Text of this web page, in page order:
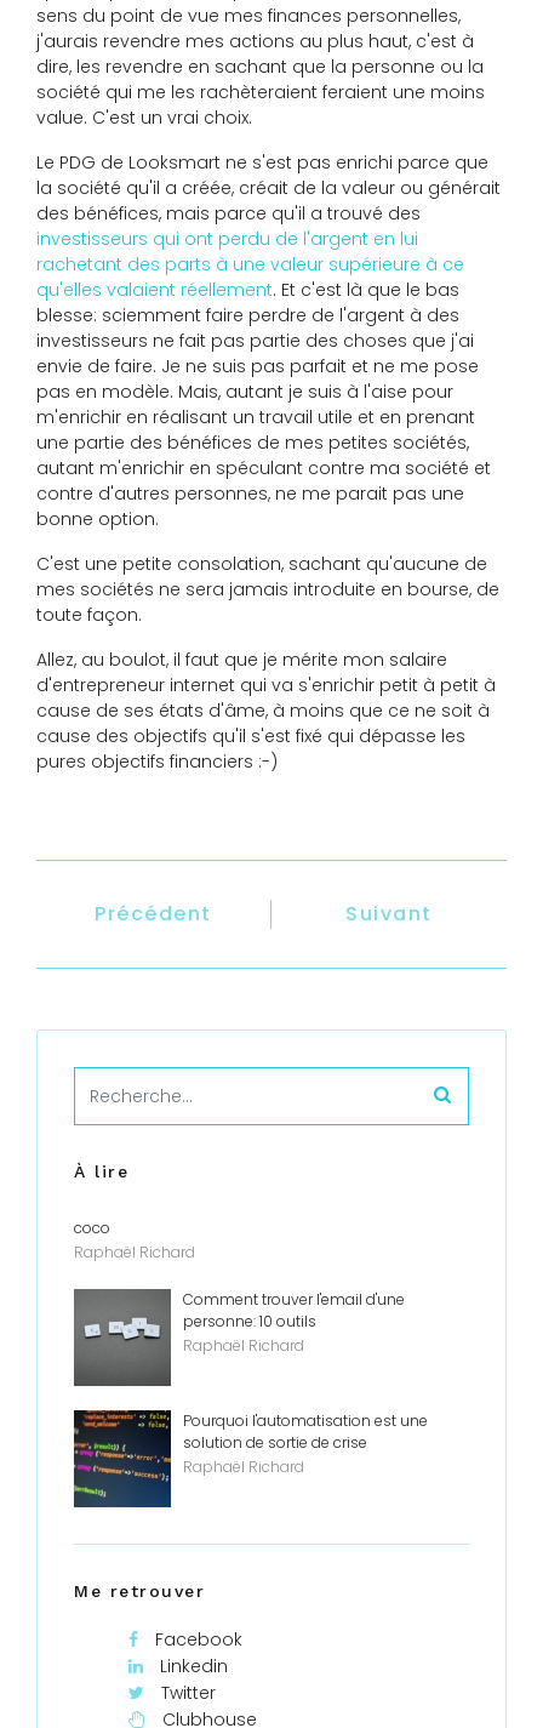
sens du point de vue mes finances personnelles,
j'aurais revendre mes actions au plus haut, c'est à
dire, les revendre en sachant que la personne ou la
société qui me les rachèteraient feraient une moins
value. C'est un vrai choix.
Le PDG de Looksmart ne s'est pas enrichi parce que
la société qu'il a créée, créait de la valeur ou générait
des bénéfices, mais parce qu'il a trouvé des
investisseurs qui ont perdu de l'argent en lui
rachetant des parts à une valeur supérieure à ce
qu'elles valaient réellement. Et c'est là que le bas
blesse: sciemment faire perdre de l'argent à des
investisseurs ne fait pas partie des choses que j'ai
envie de faire. Je ne suis pas parfait et ne me pose
pas en modèle. Mais, autant je suis à l'aise pour
m'enrichir en réalisant un travail utile et en prenant
une partie des bénéfices de mes petites sociétés,
autant m'enrichir en spéculant contre ma société et
contre d'autres personnes, ne me parait pas une
bonne option.
C'est une petite consolation, sachant qu'aucune de
mes sociétés ne sera jamais introduite en bourse, de
toute façon.
Allez, au boulot, il faut que je mérite mon salaire
d'entrepreneur internet qui va s'enrichir petit à petit à
cause de ses états d'âme, à moins que ce ne soit à
cause des objectifs qu'il s'est fixé qui dépasse les
pures objectifs financiers :-)
Précédent Suivant
À lire
coco
Raphaël Richard
Comment trouver l'email d'une
personne: 10 outils
Raphaël Richard
Pourquoi l'automatisation est une
solution de sortie de crise
Raphaël Richard
Me retrouver
Facebook
Linkedin
Twitter
Clubhouse